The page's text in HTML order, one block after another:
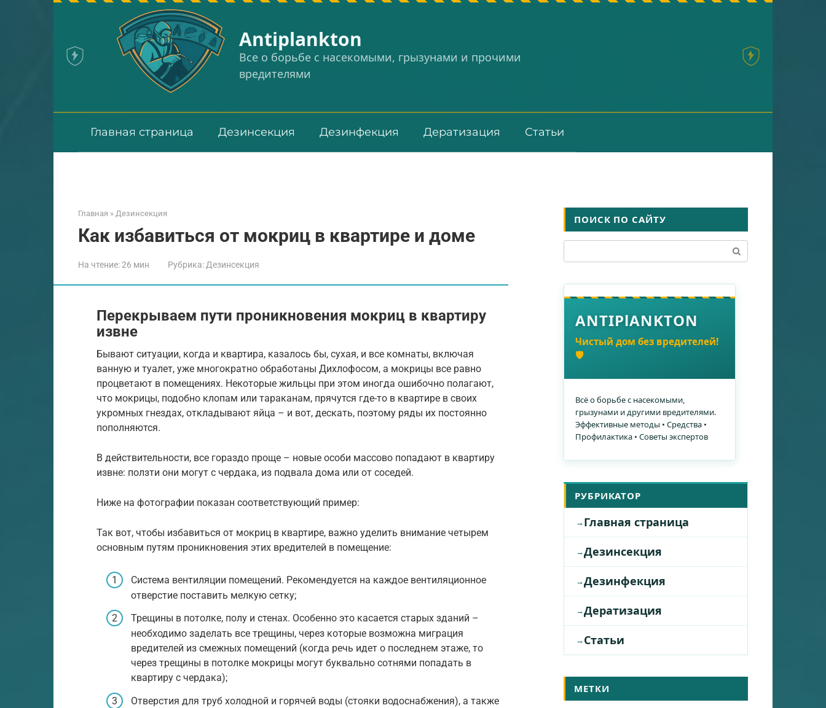
Аntiplankton
Все о борьбе с насекомыми, грызунами и прочими
вредителями
Главная страница Дезинсекция Дезинфекция Дератизация Статьи
Главная » Дезинсекция
Как избавиться от мокриц в квартире и доме
На чтение:26 мин Рубрика: Дезинсекция
Перекрываем пути проникновения мокриц в квартиру
извне
Бывают ситуации, когда и квартира, казалось бы, сухая, и все комнаты, включая
ванную и туалет, уже многократно обработаны Дихлофосом, а мокрицы все равно
процветают в помещениях. Некоторые жильцы при этом иногда ошибочно полагают,
что мокрицы, подобно клопам или тараканам, прячутся где-то в квартире в своих
укромных гнездах, откладывают яйца – и вот, дескать, поэтому ряды их постоянно
пополняются.
В действительности, все гораздо проще – новые особи массово попадают в квартиру
извне: ползти они могут с чердака, из подвала дома или от соседей.
Ниже на фотографии показан соответствующий пример:
Так вот, чтобы избавиться от мокриц в квартире, важно уделить внимание четырем
основным путям проникновения этих вредителей в помещение:
Система вентиляции помещений. Рекомендуется на каждое вентиляционное
отверстие поставить мелкую сетку;
Трещины в потолке, полу и стенах. Особенно это касается старых зданий –
необходимо заделать все трещины, через которые возможна миграция
вредителей из смежных помещений (когда речь идет о последнем этаже, то
через трещины в потолке мокрицы могут буквально сотнями попадать в
квартиру с чердака);
Отверстия для труб холодной и горячей воды (стояки водоснабжения), а также
ПОИСК ПО САЙТУ
ANTIPlANKTON
Чистый дом без вредителей!
🛡️
Всё о борьбе с насекомыми,
грызунами и другими вредителями.
Эффективные методы • Средства •
Профилактика • Советы экспертов
РУБРИКАТОР
Главная страница
Дезинсекция
Дезинфекция
Дератизация
Статьи
МЕТКИ